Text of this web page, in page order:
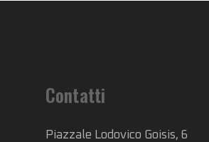
Contatti
Piazzale Lodovico Goisis, 6